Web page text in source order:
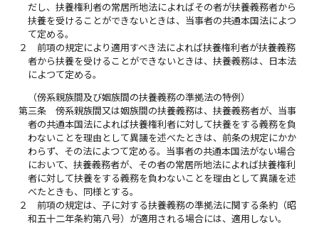
だし、扶養権利者の常居所地法によればその者が扶養義務者から
扶養を受けることができないときは、当事者の共通本国法によつ
て定める。
２
前項の規定により適用すべき法によれば扶養権利者が扶養義務
者から扶養を受けることができないときは、扶養義務は、日本法
によつて定める。
（傍系親族間及び姻族間の扶養義務の準拠法の特例）
第三条
傍系親族間又は姻族間の扶養義務は、扶養義務者が、当事
者の共通本国法によれば扶養権利者に対して扶養をする義務を負
わないことを理由として異議を述べたときは、前条の規定にかか
わらず、その法によつて定める。当事者の共通本国法がない場合
において、扶養義務者が、その者の常居所地法によれば扶養権利
者に対して扶養をする義務を負わないことを理由として異議を述
べたときも、同様とする。
２
前項の規定は、子に対する扶養義務の準拠法に関する条約（昭
和五十二年条約第八号）が適用される場合には、適用しない。